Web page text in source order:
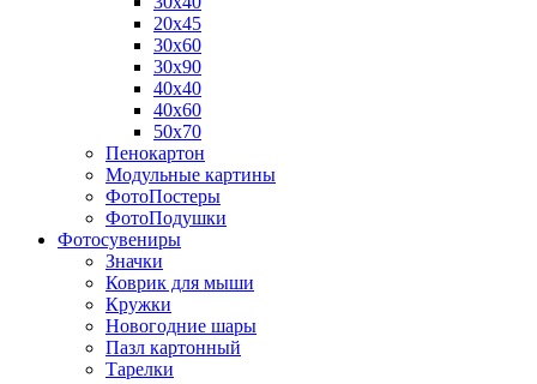
20х45
30х60
30х90
40х40
40х60
50х70
Пенокартон
Модульные картины
ФотоПостеры
ФотоПодушки
Фотоcувениры
Значки
Коврик для мыши
Кружки
Новогодние шары
Пазл картонный
Тарелки